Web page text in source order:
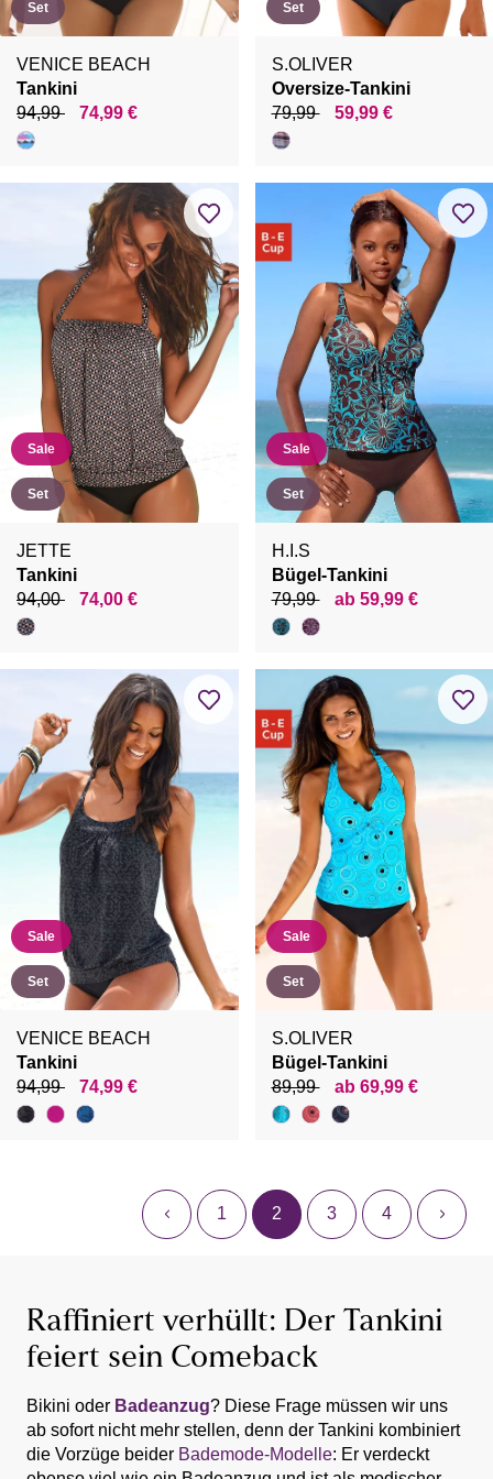
Set
VENICE BEACH
Tankini
94,99
74,99 €
Set
S.OLIVER
Oversize-Tankini
79,99
59,99 €
Sale
Set
JETTE
Tankini
94,00
74,00 €
Sale
Set
H.I.S
Bügel-Tankini
79,99
ab 59,99 €
Sale
Set
VENICE BEACH
Tankini
94,99
74,99 €
Sale
Set
S.OLIVER
Bügel-Tankini
89,99
ab 69,99 €
1 2 3 4
Raffiniert verhüllt: Der Tankini
feiert sein Comeback
Bikini oder Badeanzug? Diese Frage müssen wir uns
ab sofort nicht mehr stellen, denn der Tankini kombiniert
die Vorzüge beider Bademode-Modelle: Er verdeckt